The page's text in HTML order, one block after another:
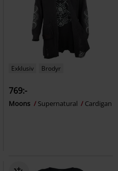
Exklusiv Brodyr
769:-
Moons Supernatural Cardigan